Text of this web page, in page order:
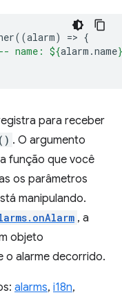
((alarm) => {
name: ${alarm .name}
para receber
. O argumento
função que você
os parâmetros
manipulando.
, a
objeto
o alarme decorrido.
alarms, i18n,